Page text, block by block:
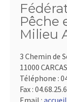
Pêche
Milieu
3 Chemin de
11000
Téléphone :
Fax :
Email :